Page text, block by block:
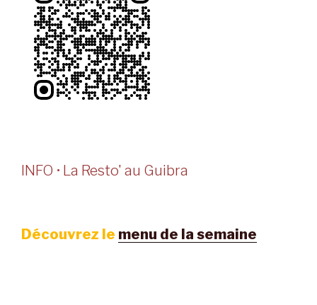
INFO • La Resto' au Guibra
Découvrez le menu de la semaine